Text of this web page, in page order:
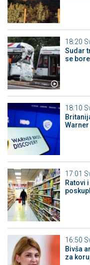
18:20
Sudar
se
18:10
17:01
Ratovi
16:50
Bivša
za